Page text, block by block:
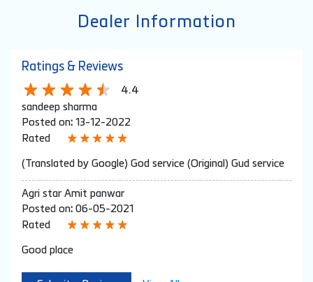
Dealer Information
Ratings & Reviews
4.4
sandeep sharma
Posted on: 13-12-2022
Rated
(Translated by Google) God service (Original) Gud service
Agri star Amit panwar
Posted on: 06-05-2021
Rated
Good place